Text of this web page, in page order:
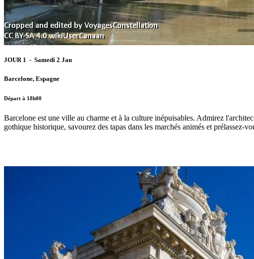
JOUR 1 - Samedi 2 Jan
Barcelone, Espagne
Départ à 18h00
Barcelone est une ville au charme et à la culture inépuisables. Admirez
gothique historique, savourez des tapas dans les marchés animés et